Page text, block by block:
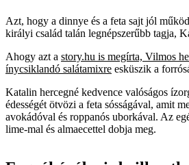
Azt, hogy a dinnye és a feta sajt jól
királyi család talán legnépszerűbb tagja,
Ahogy azt a story.hu is megírta, Vilmos
ínycsiklandó salátamixre esküszik a
Katalin hercegné kedvence valóságos
édességét ötvözi a feta sósságával, amit
avokádóval és roppanós uborkával. Az
lime-mal és almaecettel dobja meg.